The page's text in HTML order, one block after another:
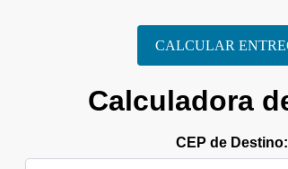
CALCULAR
Calculadora
CEP de Destino: